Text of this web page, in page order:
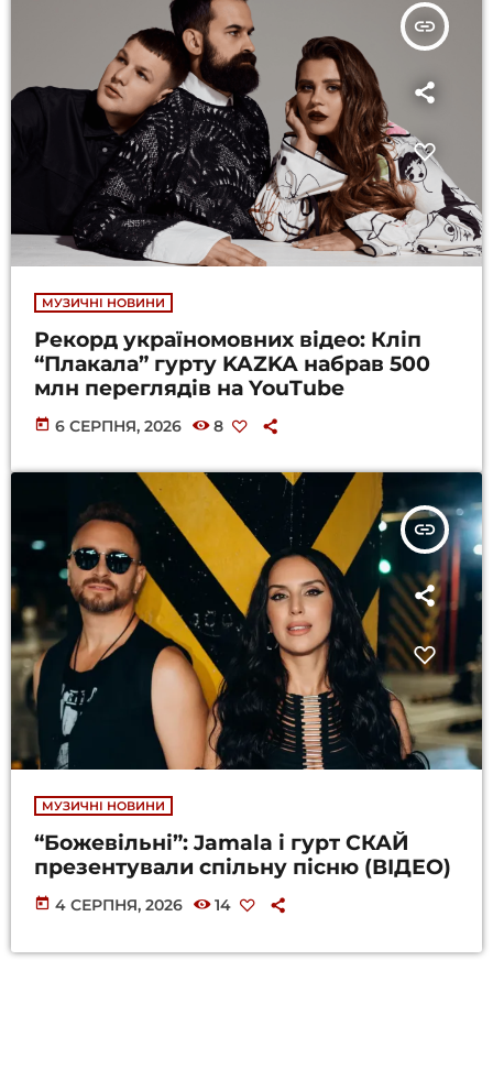
insert_link
МУЗИЧНІ НОВИНИ
Рекорд україномовних відео: Кліп
“Плакала” гурту KAZKA набрав 500
млн переглядів на YouTube
today 6 СЕРПНЯ, 2026 8
insert_link
МУЗИЧНІ НОВИНИ
“Божевільні”: Jamala і гурт СКАЙ
презентували спільну пісню (ВІДЕО)
today 4 СЕРПНЯ, 2026 14